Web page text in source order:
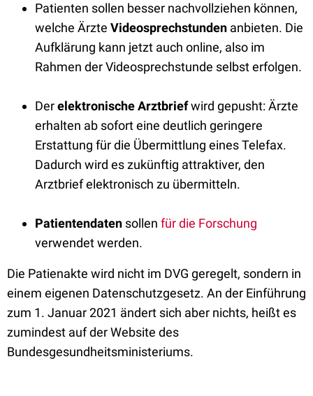
Patienten sollen besser nachvollziehen können,
welche Ärzte Videosprechstunden anbieten. Die
Aufklärung kann jetzt auch online, also im
Rahmen der Videosprechstunde selbst erfolgen.
Derelektronische Arztbriefwird gepusht: Ärzte
erhalten ab sofort eine deutlich geringere
Erstattung für die Übermittlung eines Telefax.
Dadurch wird es zukünftig attraktiver, den
Arztbrief elektronisch zu übermitteln.
Patientendaten sollen für die Forschung
verwendet werden.
Die Patienakte wird nicht im DVG geregelt, sondern in
einem eigenen Datenschutzgesetz. An der Einführung
zum 1. Januar 2021 ändert sich aber nichts, heißt es
zumindest auf der Website des
Bundesgesundheitsministeriums.